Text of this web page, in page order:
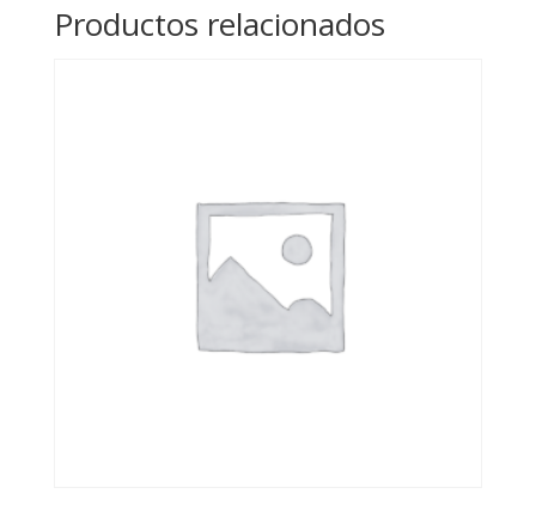
derecha.
Productos relacionados